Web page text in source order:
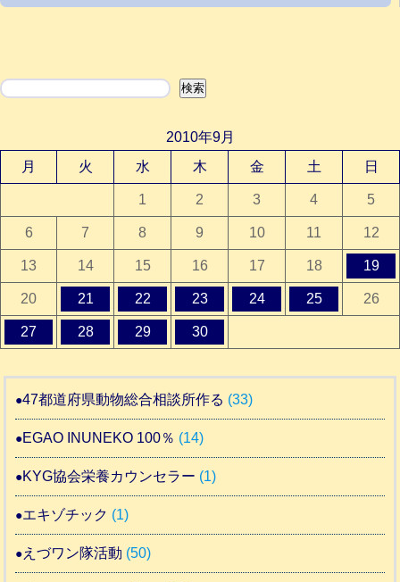
検索 検索
2010年9月
月
火 水 木 金 土 日
1 2 3 4 5
6 7 8 9 10 11 12
13 14 15 16 17 18 19
20 21 22 23 24 25 26
27 28 29 30
47都道府県動物総合相談所作る (33)
EGAO INUNEKO 100％ (14)
KYG協会栄養カウンセラー (1)
エキゾチック (1)
えづワン隊活動 (50)